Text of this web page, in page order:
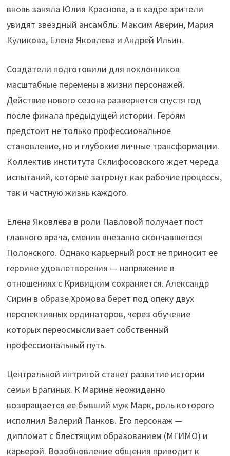
вновь заняла Юлия Краснова, а в кадре зрители
увидят звездный ансамбль: Максим Аверин, Мария
Куликова, Елена Яковлева и Андрей Ильин.
Создатели подготовили для поклонников
масштабные перемены в жизни персонажей.
Действие нового сезона развернется спустя год
после финала предыдущей истории. Героям
предстоит не только профессиональное
становление, но и глубокие личные трансформации.
Коллектив института Склифосовского ждет череда
испытаний, которые затронут как рабочие процессы,
так и частную жизнь каждого.
Елена Яковлева в роли Павловой получает пост
главного врача, сменив внезапно скончавшегося
Полонского. Однако карьерный рост не приносит ее
героине удовлетворения — напряжение в
отношениях с Кривицким сохраняется. Александр
Сирин в образе Хромова берет под опеку двух
перспективных ординаторов, через обучение
которых переосмысливает собственный
профессиональный путь.
Центральной интригой станет развитие истории
семьи Брагиных. К Марине неожиданно
возвращается ее бывший муж Марк, роль которого
исполнил Валерий Панков. Его персонаж —
дипломат с блестящим образованием (МГИМО) и
карьерой. Возобновление общения приводит к